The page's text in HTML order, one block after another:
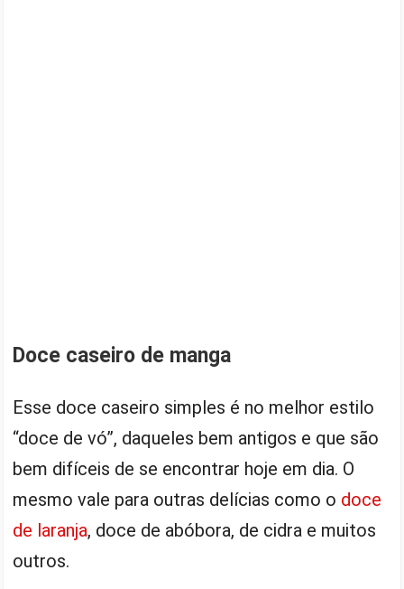
Doce caseiro de manga
Esse doce caseiro simples é no melhor estilo
“doce de vó”, daqueles bem antigos e que são
bem difíceis de se encontrar hoje em dia. O
mesmo vale para outras delícias como o doce
de laranja, doce de abóbora, de cidra e muitos
outros.